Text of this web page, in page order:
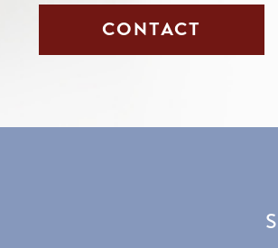
CONTACT